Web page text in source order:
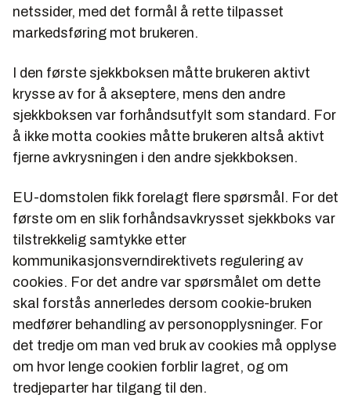
netssider, med det formål å rette tilpasset
markedsføring mot brukeren.
I den første sjekkboksen måtte brukeren aktivt
krysse av for å akseptere, mens den andre
sjekkboksen var forhåndsutfylt som standard. For
å ikke motta cookies måtte brukeren altså aktivt
fjerne avkrysningen i den andre sjekkboksen.
EU-domstolen fikk forelagt flere spørsmål. For det
første om en slik forhåndsavkrysset sjekkboks var
tilstrekkelig samtykke etter
kommunikasjonsverndirektivets regulering av
cookies. For det andre var spørsmålet om dette
skal forstås annerledes dersom cookie-bruken
medfører behandling av personopplysninger. For
det tredje om man ved bruk av cookies må opplyse
om hvor lenge cookien forblir lagret, og om
tredjeparter har tilgang til den.